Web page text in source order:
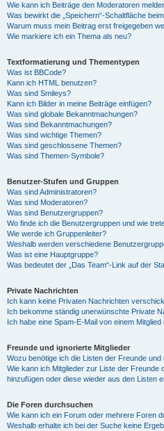
Wie kann ich Beiträge den Moderatoren
Was bewirkt die „Speichern“-Schaltfläche
Warum muss mein Beitrag erst freigegeben
Wie markiere ich ein Thema als neu?
Textformatierung und Thementypen
Was ist BBCode?
Kann ich HTML benutzen?
Was sind Smileys?
Kann ich Bilder in meine Beiträge einfügen?
Was sind globale Bekanntmachungen?
Was sind Bekanntmachungen?
Was sind wichtige Themen?
Was sind geschlossene Themen?
Was sind Themen-Symbole?
Benutzer-Stufen und Gruppen
Was sind Administratoren?
Was sind Moderatoren?
Was sind Benutzergruppen?
Wo finde ich die Benutzergruppen und wie
Wie werde ich Gruppenleiter?
Weshalb werden verschiedene
Was ist eine Hauptgruppe?
Was bedeutet der „Das Team“-Link auf der
Private Nachrichten
Ich kann keine Privaten Nachrichten
Ich bekomme ständig unerwünschte Private
Ich habe eine Spam-E-Mail von einem
Freunde und ignorierte Mitglieder
Wozu benötige ich die Listen der Freunde und
Wie kann ich Mitglieder zur Liste der Freunde
hinzufügen oder diese wieder aus den Listen
Die Foren durchsuchen
Wie kann ich ein Forum oder mehrere Foren
Weshalb erhalte ich bei der Suche keine